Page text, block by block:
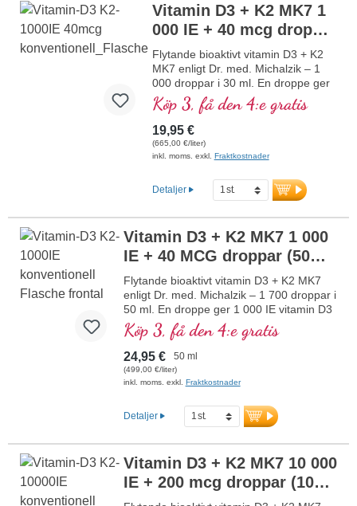
normala funktion. Tillverkad i Tyskland
utan genteknik i egen kontrollerad
produktion sedan 25 år, vegetarisk utan
tillsatser och laboratorietestad. Utvecklad
av läkare.
mer information om vitamin D3 + K2
Vitamin D3 + K2 MK7 1
000 IE + 40 mcg droppar
(30 ml)NY
Flytande bioaktivt vitamin D3 + K2
MK7 enligt Dr. med. Michalzik – 1
000 droppar i 30 ml. En droppe ger
1 000 IE vitamin D3 och 40 μg K2
(MK7 all-trans). Högsta
premiumkvalitet av högkvalitativt
vegetariskt specialråmaterial i
optimal kombination med särskilt
skyddande MCT-olja från kokos,
odlad utan pesticider, för bättre
normal benstomme, bidrar till
normal muskelfunktion samt till
immunsystemets normala funktion.
Tillverkat i Tyskland utan genteknik i
egen kontrollerad produktion sedan
25 år, vegetariskt utan tillsatser och
laboratorietestat. Utvecklat av
läkare.
mer information om vitamin D3
+ K2
Köp 3, få den 4:e gratis
19,95 €
(665,00 €/liter)
inkl. moms. exkl. Fraktkostnader
Detaljer
Vitamin D3 + K2 MK7 1 000
IE + 40 MCG droppar (50
ml)NY
Flytande bioaktivt vitamin D3 + K2 MK7
enligt Dr. med. Michalzik – 1 700 droppar i
50 ml. En droppe ger 1 000 IE vitamin D3
och 40 μg K2 (MK7 all-trans). Högsta
premiumkvalitet av högkvalitativ
vegetarisk specialråvara i optimal
kombination med särskilt bioaktiv all-trans
K2-form. Upplöst i skyddande, pesticidfritt
biotillgänglighet. Denna optimala
kombination bidrar till att bibehålla normal
normala funktion. Tillverkat i Tyskland
utan genteknik i egen kontrollerad
produktion sedan 25 år, vegetarisk utan
Köp 3, få den 4:e gratis
24,95 € 50 ml
(499,00 €/liter)
inkl. moms. exkl. Fraktkostnader
Detaljer
Vitamin D3 + K2 MK7 10 000
IE + 200 mcg droppar (10
ml)NY